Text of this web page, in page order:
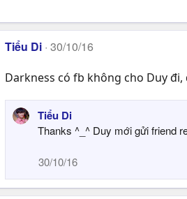
Tiểu Di 30/10/16
Darkness có fb không cho Duy
Tiểu Di
Thanks ^_^ Duy mới gửi friend
30/10/16